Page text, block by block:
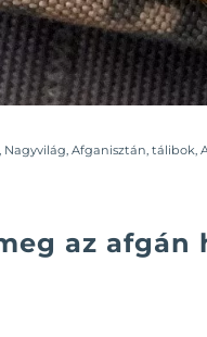
Nagyvilág Afganisztán tálibok
az afgán